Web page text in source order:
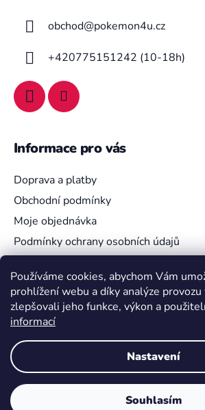
Používáme cookies, abychom Vám
prohlížení webu a díky analýze
zlepšovali jeho funkce, výkon a
informací
Nastavení
Souhlasím
obchod@pokemon4u.cz
+420775151242 (10-18h)
Informace pro vás
Doprava a platby
Obchodní podmínky
Moje objednávka
Podmínky ochrany osobních údajů
Vyhledávání
HLEDAT
Vytvořil Shoptet